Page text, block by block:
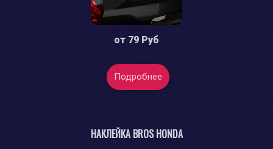
от 79 Руб
Подробнее
НАКЛЕЙКА BROS HONDA